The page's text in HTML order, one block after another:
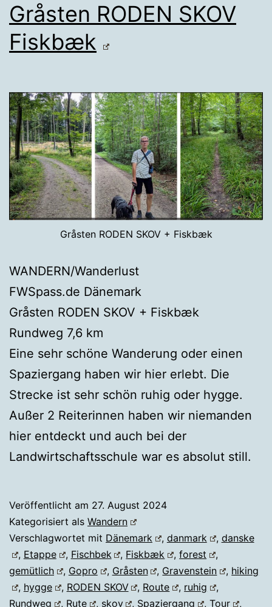
Gråsten RODEN SKOV
Fiskbæk
Gråsten RODEN SKOV + Fiskbæk
WANDERN/Wanderlust
FWSpass.de Dänemark
Gråsten RODEN SKOV + Fiskbæk
Rundweg 7,6 km
Eine sehr schöne Wanderung oder einen
Spaziergang haben wir hier erlebt. Die
Strecke ist sehr schön ruhig oder hygge.
Außer 2 Reiterinnen haben wir niemanden
hier entdeckt und auch bei der
Landwirtschaftsschule war es absolut still.
Veröffentlicht am 27. August 2024
Kategorisiert als Wandern
Verschlagwortet mit Dänemark , danmark , danske
, Etappe , Fischbek , Fiskbæk ,forest
,
gemütlich
, Gopro , Gråsten , Gravenstein , hiking
, hygge , RODEN SKOV , Route , ruhig
,
Rundweg
, Rute , skov , Spaziergang ,Tour
,